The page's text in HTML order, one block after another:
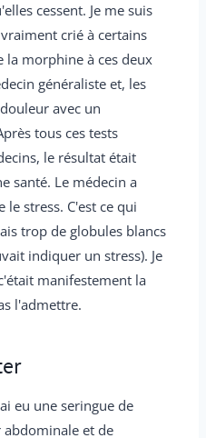
cessent. Je me suis
crié à certains
la morphine à ces deux
généraliste et, les
avec un
tous ces tests
le résultat était
santé. Le médecin a
le stress. C'est ce qui
trop de globules blancs
indiquer un stress). Je
manifestement la
l'admettre.
eu une seringue de
et de